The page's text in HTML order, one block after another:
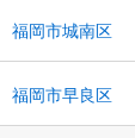
福岡市城南区
福岡市早良区